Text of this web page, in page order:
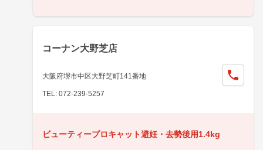
コーナン大野芝店
大阪府堺市中区大野芝町141番地
TEL: 072-239-5257
ビューティープロキャット避妊・去勢後用1.4kg